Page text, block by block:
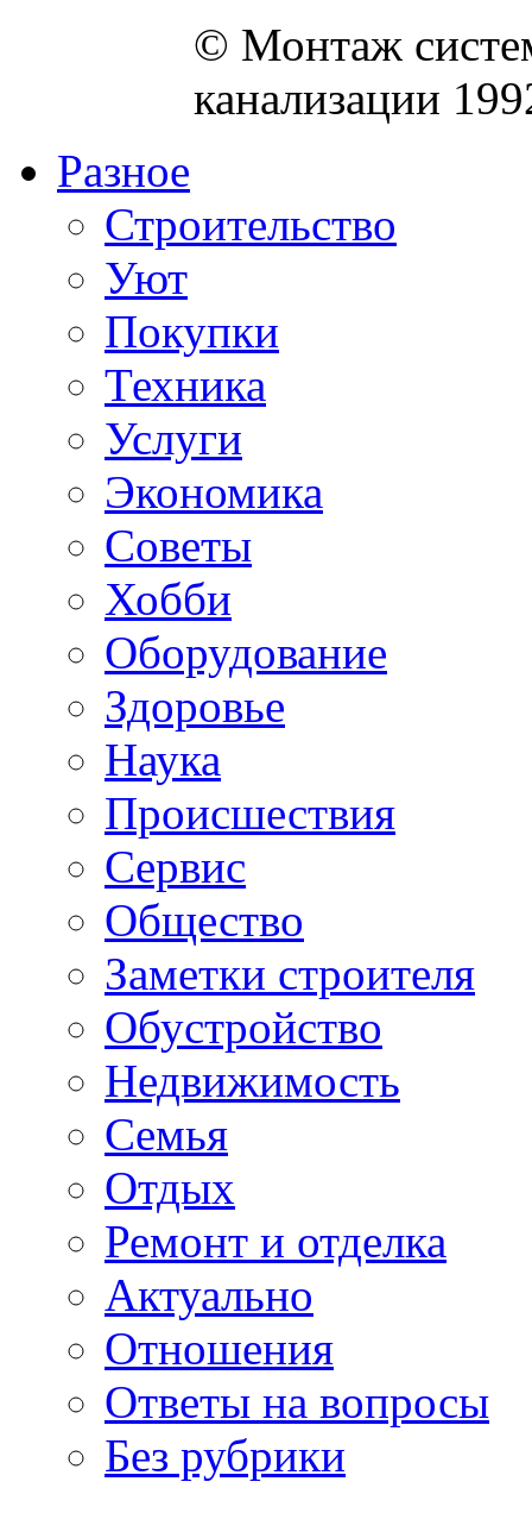
© Монтаж
канализации
Разное
Строительство
Уют
Покупки
Техника
Услуги
Экономика
Советы
Хобби
Oборудование
Здоровье
Наука
Происшествия
Сервис
Общество
Заметки строителя
Обустройство
Недвижимость
Семья
Отдых
Ремонт и отделка
Актуально
Отношения
Ответы на вопросы
Без рубрики